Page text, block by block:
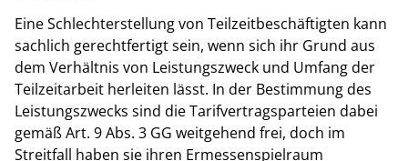
Eine Schlechterstellung von Teilzeitbeschäftigten kann
sachlich gerechtfertigt sein, wenn sich ihr Grund aus
dem Verhältnis von Leistungszweck und Umfang der
Teilzeitarbeit herleiten lässt. In der Bestimmung des
Leistungszwecks sind die Tarifvertragsparteien dabei
gemäß Art. 9 Abs. 3 GG weitgehend frei, doch im
Streitfall haben sie ihren Ermessenspielraum